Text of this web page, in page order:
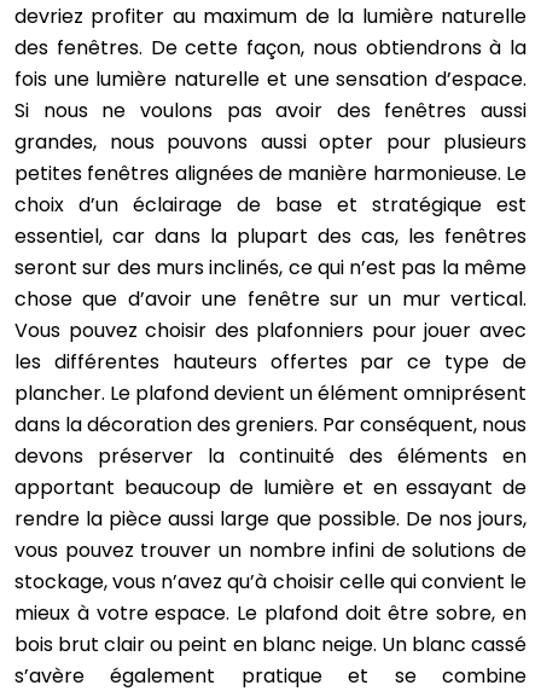
devriez profiter au maximum de la lumière naturelle
des fenêtres. De cette façon, nous obtiendrons à la
fois une lumière naturelle et une sensation d’espace.
Si nous ne voulons pas avoir des fenêtres aussi
grandes, nous pouvons aussi opter pour plusieurs
petites fenêtres alignées de manière harmonieuse. Le
choix d’un éclairage de base et stratégique est
essentiel, car dans la plupart des cas, les fenêtres
seront sur des murs inclinés, ce qui n’est pas la même
chose que d’avoir une fenêtre sur un mur vertical.
Vous pouvez choisir des plafonniers pour jouer avec
les différentes hauteurs offertes par ce type de
plancher. Le plafond devient un élément omniprésent
dans la décoration des greniers. Par conséquent, nous
devons préserver la continuité des éléments en
apportant beaucoup de lumière et en essayant de
rendre la pièce aussi large que possible. De nos jours,
vous pouvez trouver un nombre infini de solutions de
stockage, vous n’avez qu’à choisir celle qui convient le
mieux à votre espace. Le plafond doit être sobre, en
bois brut clair ou peint en blanc neige. Un blanc cassé
s’avère également pratique et se combine